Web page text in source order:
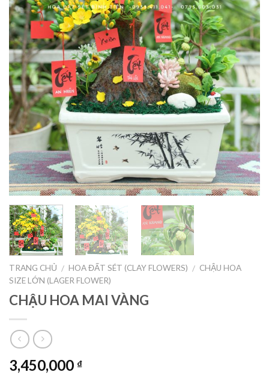
TRANG CHỦ / HOA ĐẤT SÉT (CLAY FLOWERS) / CHẬU HOA
SIZE LỚN (LAGER FLOWER)
CHẬU HOA MAI VÀNG
3,450,000 ₫